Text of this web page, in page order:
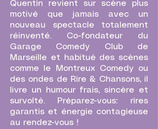
Quentin revient sur scène plus
motivé que jamais avec un
nouveau spectacle totalement
réinventé. Co-fondateur du
Garage Comedy Club de
Marseille et habitué des scènes
comme le Montreux Comedy ou
des ondes de Rire & Chansons, il
livre un humour frais, sincère et
survolté. Préparez-vous: rires
garantis et énergie contagieuse
au rendez-vous !